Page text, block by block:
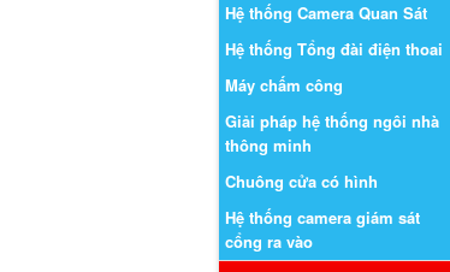
Hệ thống Camera Quan Sát
Hệ thống Tổng đài điện thoai
Máy chấm công
Giải pháp hệ thống ngôi nhà
thông minh
Chuông cửa có hình
Hệ thống camera giám sát
cổng ra vào